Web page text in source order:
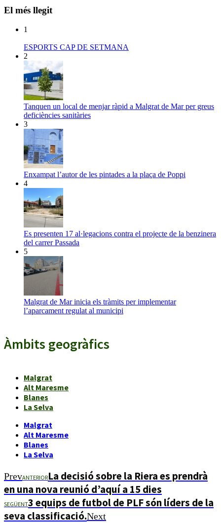
El més llegit
1
ESPORTS CAP DE SETMANA
2
Tanquen un local de menjar ràpid a Malgrat de Mar per greus
deficiències sanitàries
3
Enxampat l’autor de les pintades a la plaça de Poppi
4
Es presenten 17 al·legacions contra el projecte de la benzinera
del carrer Passada
5
Malgrat de Mar inicia els tràmits per implementar
l’aparcament regulat al municipi
Àmbits geogràfics
Malgrat
Alt Maresme
Blanes
La Selva
Malgrat
Alt Maresme
Blanes
La Selva
PrevANTERIORLa decisió sobre la Riera es prendrà
en una nova reunió d’aquí a 15 dies
SEGÜENT3 equips de futbol de PLF són líders de la
seva classificació.Next